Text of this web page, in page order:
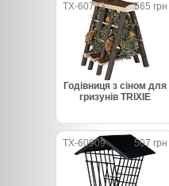
TX-60773 565 грн
Годівниця з сіном для
гризунів TRIXIE
TX-60909 507 грн